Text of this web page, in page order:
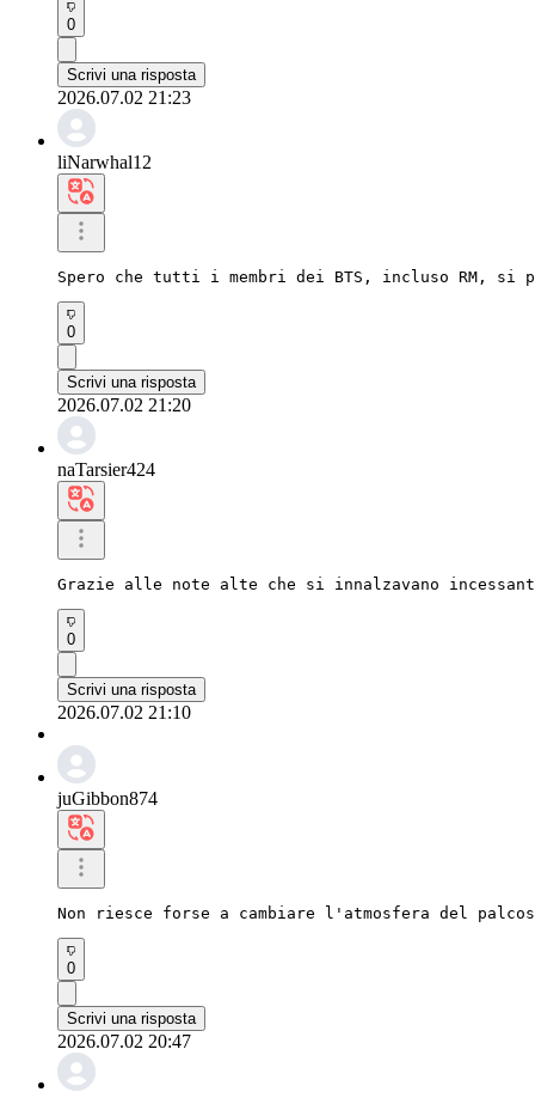
0
Scrivi una risposta
2026.07.02 21:23
liNarwhal12
Spero che tutti i membri dei BTS, incluso RM,
0
Scrivi una risposta
2026.07.02 21:20
naTarsier424
Grazie alle note alte che si innalzavano
0
Scrivi una risposta
2026.07.02 21:10
juGibbon874
Non riesce forse a cambiare l'atmosfera del
0
Scrivi una risposta
2026.07.02 20:47